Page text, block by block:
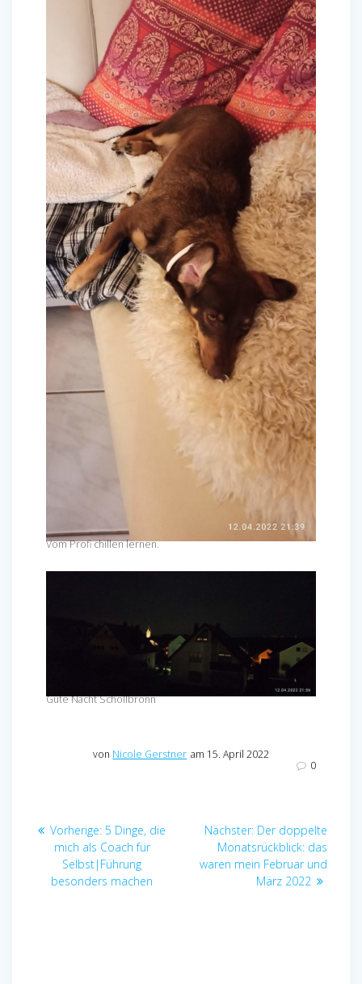
Vom Profi chillen lernen.
Gute Nacht Schöllbronn
von Nicole Gerstner am 15. April 2022
0
Beitragsnavigation
Vorherige: Vorheriger
Beitrag:
5 Dinge, die
mich als Coach für
Selbst|Führung
besonders machen
Nächster: Nächster
Beitrag:
Der doppelte
Monatsrückblick: das
waren mein Februar und
März 2022